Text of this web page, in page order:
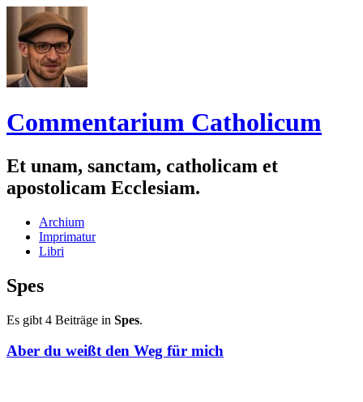
Commentarium Catholicum
Et unam, sanctam, catholicam et
apostolicam Ecclesiam.
Zum
Inhalt
springen
Archium
Imprimatur
Libri
Spes
Es gibt 4 Beiträge in Spes.
Aber du weißt den Weg für mich